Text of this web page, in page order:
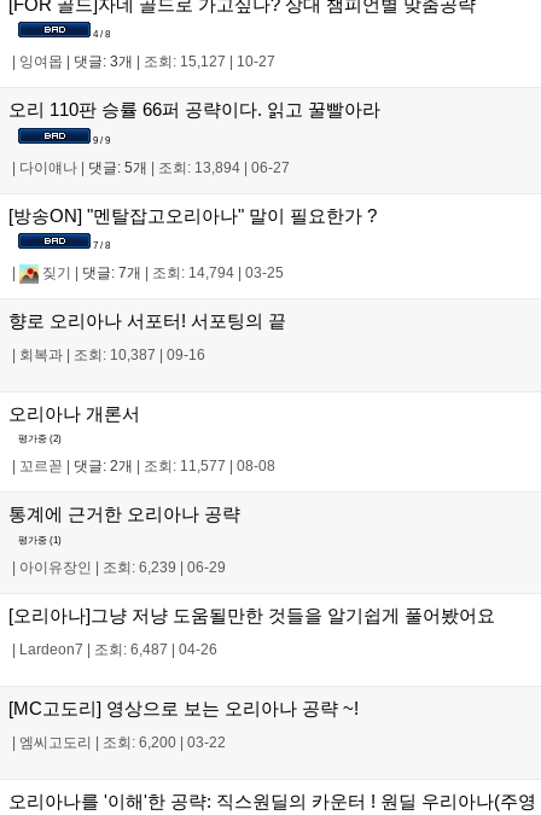
[FOR 골드]자네 골드로 가고싶나? 상대 챔피언별 맞춤공략
4 / 8
잉여몹 댓글: 3개 조회: 15,127 10-27
오리 110판 승률 66퍼 공략이다. 읽고 꿀빨아라
9 / 9
| 다이얘나 | 댓글: 5개 | 조회: 13,894 | 06-27
[방송ON] "멘탈잡고오리아나" 말이 필요한가 ?
7 / 8
짖기 댓글: 7개 조회: 14,794 03-25
향로 오리아나 서포터! 서포팅의 끝
회복과 조회: 10,387 09-16
오리아나 개론서
평가중 (2)
꼬르꼳 댓글: 2개 조회: 11,577 08-08
통계에 근거한 오리아나 공략
평가중 (1)
| 아이유장인 | 조회: 6,239 | 06-29
[오리아나]그냥 저냥 도움될만한 것들을 알기쉽게 풀어봤어요
| Lardeon7 | 조회: 6,487 | 04-26
[MC고도리] 영상으로 보는 오리아나 공략 ~!
| 엠씨고도리 | 조회: 6,200 | 03-22
오리아나를 '이해'한 공략: 직스원딜의 카운터 ! 원딜 우리아나(주영